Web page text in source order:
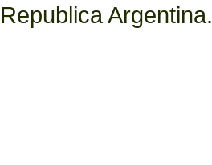
Republica Argentina.